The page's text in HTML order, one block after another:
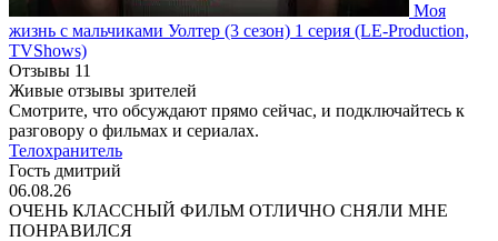
Моя
жизнь с мальчиками Уолтер (3 сезон) 1 серия (LE-Production,
TVShows)
Отзывы 11
Живые отзывы зрителей
Смотрите, что обсуждают прямо сейчас, и подключайтесь к
разговору о фильмах и сериалах.
Телохранитель
Гость дмитрий
06.08.26
ОЧЕНЬ КЛАССНЫЙ ФИЛЬМ ОТЛИЧНО СНЯЛИ МНЕ
ПОНРАВИЛСЯ